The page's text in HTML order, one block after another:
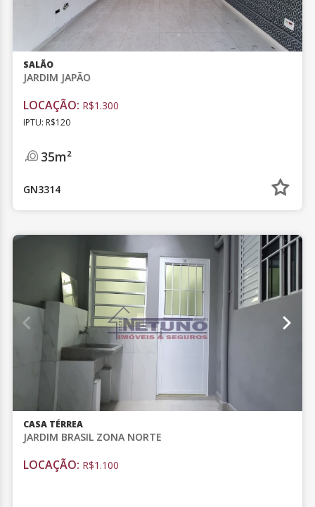
SALÃO
JARDIM JAPÃO
LOCAÇÃO: R$1.300
IPTU: R$120
35m²
GN3314
CASA TÉRREA
JARDIM BRASIL ZONA NORTE
LOCAÇÃO: R$1.100